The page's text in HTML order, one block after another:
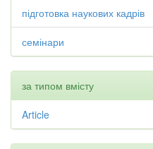
підготовка наукових кадрів
семінари
за типом вмісту
Article